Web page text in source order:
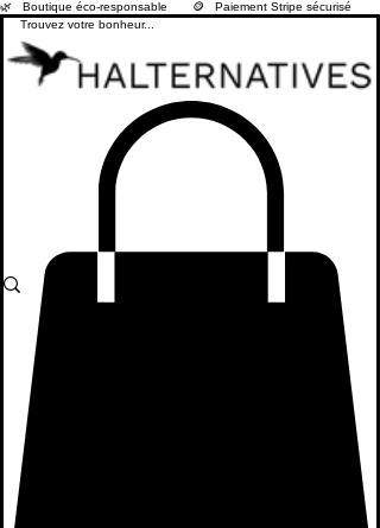
🌿   Boutique éco-responsable       🪙   Paiement Stripe sécurisé